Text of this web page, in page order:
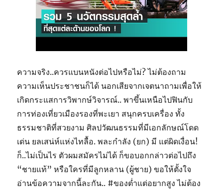
ความจริง..ควรแบนหนังต่อไปหรือไม่? ไม่ต้องถาม
ความเห็นประชาชนก็ได้ นอกเสียจากเจตนาถามเพื่อให้
เกิดกระแสการวิพากษ์วิจารณ์.. พาขึ้นเหนือไปฟินกับ
การท่องเที่ยวเมืองรองที่พะเยา สนุกครบเครื่อง ทั้ง
ธรรมชาติที่สวยงาม ศิลปวัฒนธรรมที่มีเอกลักษณ์โดด
เด่น ยลเสน่ห์แห่งไทลื้อ. พละกำลัง (ยก) มี แต่ผิดเงื่อน!
ก็..ไม่เป็นไร ตัวผมสมัครไม่ได้ ก็ขอบอกกล่าวต่อไปถึง
“ชายแท้” หรือใครที่มีลูกหลาน (ผู้ชาย) ขอให้ตั้งใจ
อ่านข้อความจากนี้ละกัน.. #ของต่ำแต่อยากสูง ไม่ต้อง